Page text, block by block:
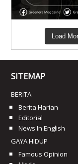
Load
SITEMAP
BERITA
Berita Harian
Editorial
News In English
GAYA HIDUP
Famous Opinion